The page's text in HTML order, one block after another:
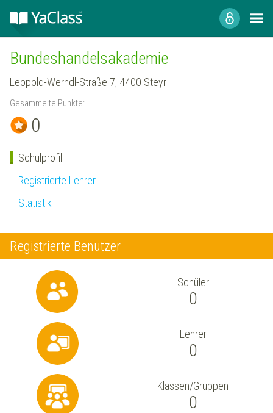
Bundeshandelsakademie
Leopold-Werndl-Straße 7, 4400 Steyr
Gesammelte Punkte:
0
Schulprofil
Registrierte Lehrer
Statistik
Registrierte Benutzer
Schüler
0
Lehrer
0
Klassen/Gruppen
0